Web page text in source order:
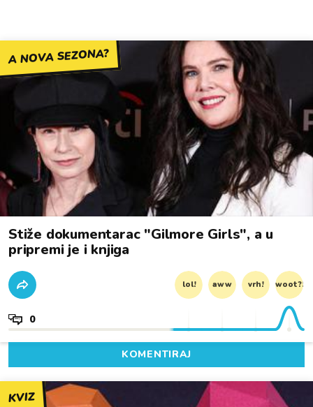
A NOVA SEZONA?
Stiže dokumentarac "Gilmore Girls", a u
pripremi je i knjiga
lol! aww vrh! woot?!
0
KOMENTIRAJ
KVIZ